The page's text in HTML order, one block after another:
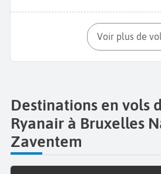
Voir plus de
Destinations en vols
Ryanair à Bruxelles
Zaventem